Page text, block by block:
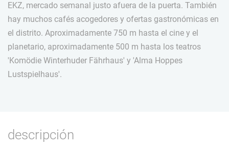
EKZ, mercado semanal justo afuera de la puerta. También
hay muchos cafés acogedores y ofertas gastronómicas en
el distrito. Aproximadamente 750 m hasta el cine y el
planetario, aproximadamente 500 m hasta los teatros
'Komödie Winterhuder Fährhaus' y 'Alma Hoppes
Lustspielhaus'.
descripción